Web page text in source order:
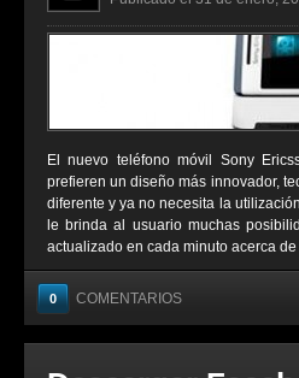
El nuevo teléfono móvil Sony
prefieren un diseño más innovador,
diferente y ya no necesita la
le brinda al usuario muchas
actualizado en cada minuto acerca
0 COMENTARIOS